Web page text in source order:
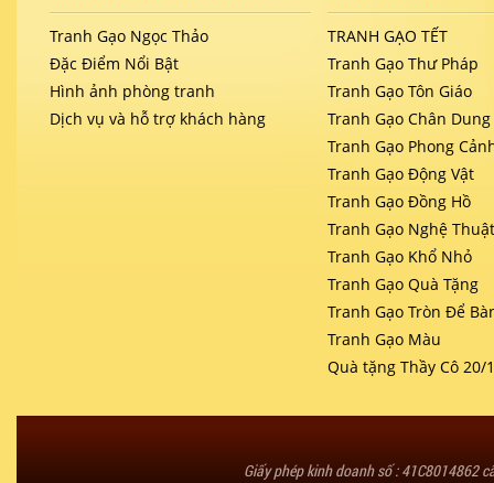
Tranh Gạo Ngọc Thảo
Đặc Điểm Nổi Bật
Hình ảnh phòng tranh
Dịch vụ và hỗ trợ khách hàng
TRANH GẠO TẾT
Tranh Gạo Thư Pháp
Tranh Gạo Tôn Giáo
Tranh Gạo Chân Dung
Tranh Gạo Phong
Tranh Gạo Động Vật
Tranh Gạo Đồng Hồ
Tranh Gạo Nghệ
Tranh Gạo Khổ Nhỏ
Tranh Gạo Quà Tặng
Tranh Gạo Tròn Để
Tranh Gạo Màu
Quà tặng Thầy Cô 20/
Giấy phép kinh doanh số : 41C8014862